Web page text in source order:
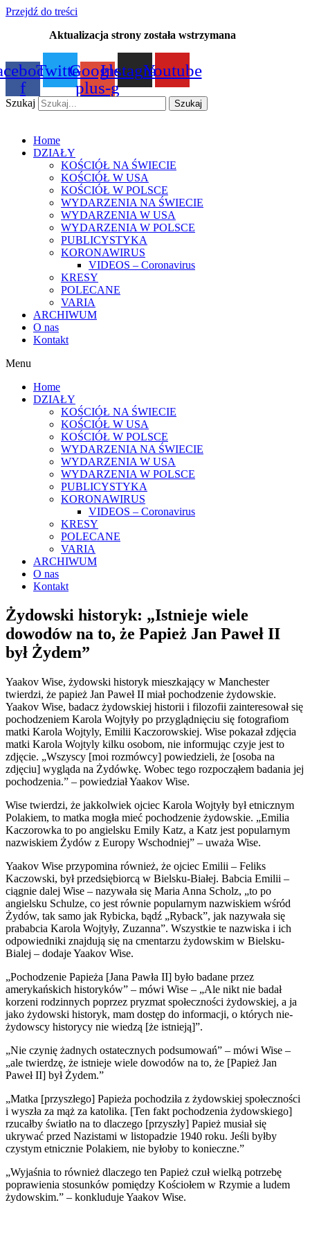
Przejdź do treści
Aktualizacja strony została wstrzymana
f
TwitterGoogle-
plus-g
InstagramYoutube
Szukaj Szukaj
Home
DZIAŁY
KOŚCIÓŁ NA ŚWIECIE
KOŚCIÓŁ W USA
KOŚCIÓŁ W POLSCE
WYDARZENIA NA ŚWIECIE
WYDARZENIA W USA
WYDARZENIA W POLSCE
PUBLICYSTYKA
KORONAWIRUS
VIDEOS – Coronavirus
KRESY
POLECANE
VARIA
ARCHIWUM
O nas
Kontakt
Menu
Home
DZIAŁY
KOŚCIÓŁ NA ŚWIECIE
KOŚCIÓŁ W USA
KOŚCIÓŁ W POLSCE
WYDARZENIA NA ŚWIECIE
WYDARZENIA W USA
WYDARZENIA W POLSCE
PUBLICYSTYKA
KORONAWIRUS
VIDEOS – Coronavirus
KRESY
POLECANE
VARIA
ARCHIWUM
O nas
Kontakt
Żydowski historyk: „Istnieje wiele
dowodów na to, że Papież Jan Paweł II
był Żydem”
Yaakov Wise, żydowski historyk mieszkający w Manchester
twierdzi, że papież Jan Paweł II miał pochodzenie żydowskie.
Yaakov Wise, badacz żydowskiej historii i filozofii zainteresował się
pochodzeniem Karola Wojtyły po przyglądnięciu się fotografiom
matki Karola Wojtyly, Emilii Kaczorowskiej. Wise pokazał zdjęcia
matki Karola Wojtyly kilku osobom, nie informując czyje jest to
zdjęcie. „Wszyscy [moi rozmówcy] powiedzieli, że [osoba na
zdjęciu] wygląda na Żydówkę. Wobec tego rozpocząłem badania jej
pochodzenia.” – powiedział Yaakov Wise.
Wise twierdzi, że jakkolwiek ojciec Karola Wojtyły był etnicznym
Polakiem, to matka mogła mieć pochodzenie żydowskie. „Emilia
Kaczorowka to po angielsku Emily Katz, a Katz jest popularnym
nazwiskiem Żydów z Europy Wschodniej” – uważa Wise.
Yaakov Wise przypomina również, że ojciec Emilii – Feliks
Kaczowski, był przedsiębiorcą w Bielsku-Białej. Babcia Emilii –
ciągnie dalej Wise – nazywała się Maria Anna Scholz, „to po
angielsku Schulze, co jest równie popularnym nazwiskiem wśród
Żydów, tak samo jak Rybicka, bądź „Ryback”, jak nazywała się
prababcia Karola Wojtyły, Zuzanna”. Wszystkie te nazwiska i ich
odpowiedniki znajdują się na cmentarzu żydowskim w Bielsku-
Bialej – dodaje Yaakov Wise.
„Pochodzenie Papieża [Jana Pawła II] było badane przez
amerykańskich historyków” – mówi Wise – „Ale nikt nie badał
korzeni rodzinnych poprzez pryzmat społeczności żydowskiej, a ja
jako żydowski historyk, mam dostęp do informacji, o których nie-
żydowscy historycy nie wiedzą [że istnieją]”.
„Nie czynię żadnych ostatecznych podsumowań” – mówi Wise –
„ale twierdzę, że istnieje wiele dowodów na to, że [Papież Jan
Paweł II] był Żydem.”
„Matka [przyszłego] Papieża pochodziła z żydowskiej społeczności
i wyszła za mąż za katolika. [Ten fakt pochodzenia żydowskiego]
rzucałby światło na to dlaczego [przyszły] Papież musiał się
ukrywać przed Nazistami w listopadzie 1940 roku. Jeśli byłby
czystym etnicznie Polakiem, nie byłoby to konieczne.”
„Wyjaśnia to również dlaczego ten Papież czuł wielką potrzebę
poprawienia stosunków pomiędzy Kościołem w Rzymie a ludem
żydowskim.” – konkluduje Yaakov Wise.